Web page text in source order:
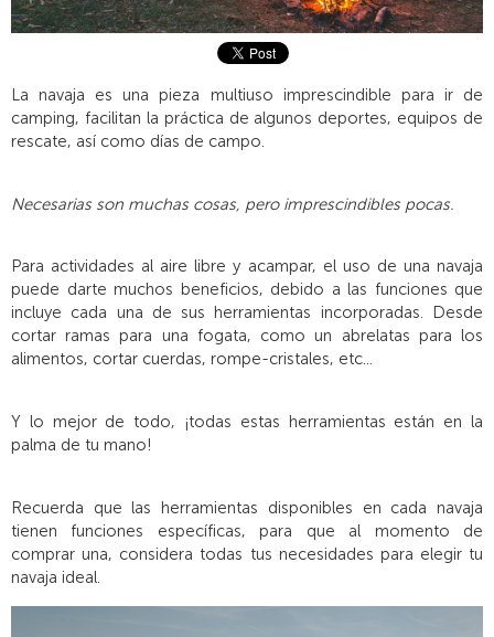
La navaja es una pieza multiuso imprescindible para ir de
camping, facilitan la práctica de algunos deportes, equipos de
rescate, así como días de campo.
Necesarias son muchas cosas, pero imprescindibles pocas.
Para actividades al aire libre y acampar, el uso de una navaja
puede darte muchos beneficios, debido a las funciones que
incluye cada una de sus herramientas incorporadas. Desde
cortar ramas para una fogata, como un abrelatas para los
alimentos, cortar cuerdas, rompe-cristales, etc...
Y lo mejor de todo, ¡todas estas herramientas están en la
palma de tu mano!
Recuerda que las herramientas disponibles en cada navaja
tienen funciones específicas, para que al momento de
comprar una, considera todas tus necesidades para elegir tu
navaja ideal.